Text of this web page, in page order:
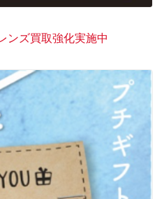
ンズ買取強化実施中